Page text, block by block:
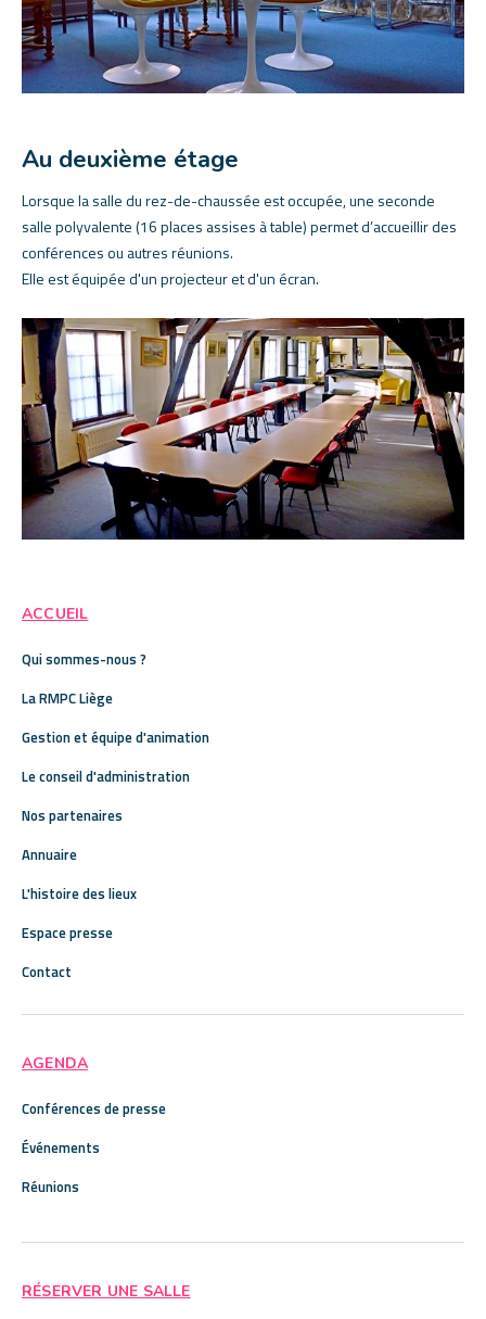
Au deuxième étage
Lorsque la salle du rez-de-chaussée est occupée, une seconde
salle polyvalente (16 places assises à table) permet d’accueillir des
conférences ou autres réunions.
Elle est équipée d'un projecteur et d'un écran.
ACCUEIL
Qui sommes-nous ?
La RMPC Liège
Gestion et équipe d'animation
Le conseil d'administration
Nos partenaires
Annuaire
L'histoire des lieux
Espace presse
Contact
AGENDA
Conférences de presse
Événements
Réunions
RÉSERVER UNE SALLE